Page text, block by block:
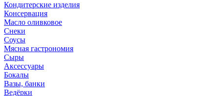
Кондитерские изделия
Консервация
Масло оливковое
Снеки
Соусы
Мясная гастрономия
Сыры
Аксессуары
Бокалы
Вазы, банки
Ведёрки